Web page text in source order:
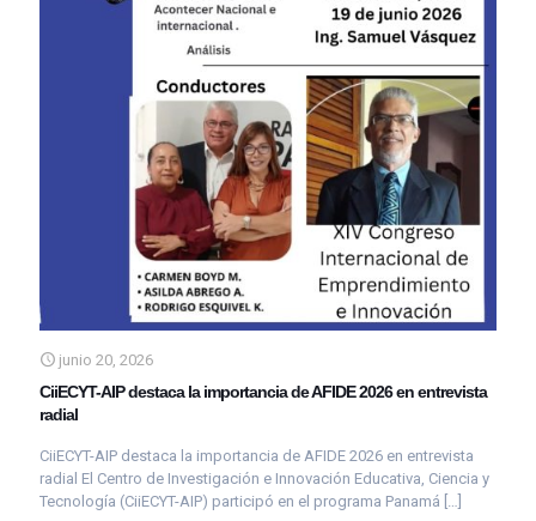
junio 20, 2026
CiiECYT-AIP destaca la importancia de AFIDE 2026 en entrevista
radial
CiiECYT-AIP destaca la importancia de AFIDE 2026 en entrevista
radial El Centro de Investigación e Innovación Educativa, Ciencia y
Tecnología (CiiECYT-AIP) participó en el programa Panamá […]